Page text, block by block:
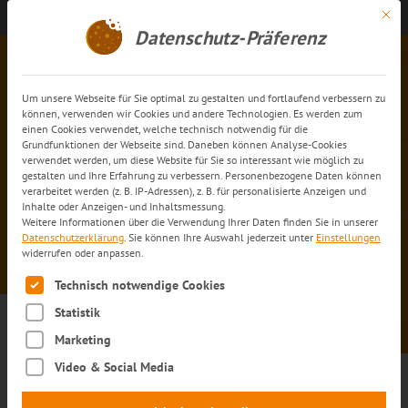
Kontakt aufnehmen
trans-o-flex ThermoMed
Austria: schneller zustellen
und noch mehr Transparenz
trans-o-flex ThermoMed
Austria: schneller zustellen
Mit
Datenschutz-Präferenz
Um unsere Webseite für Sie optimal zu gestalten und fortlaufend verbessern zu
können, verwenden wir Cookies und andere Technologien. Es werden zum
einen Cookies verwendet, welche technisch notwendig für die
Grundfunktionen der Webseite sind. Daneben können Analyse-Cookies
verwendet werden, um diese Website für Sie so interessant wie möglich zu
gestalten und Ihre Erfahrung zu verbessern. Personenbezogene Daten können
verarbeitet werden (z. B. IP-Adressen), z. B. für personalisierte Anzeigen und
Inhalte oder Anzeigen- und Inhaltsmessung.
Weitere Informationen über die Verwendung Ihrer Daten finden Sie in unserer
Datenschutzerklärung. Sie können Ihre Auswahl jederzeit unter Einstellungen
widerrufen oder anpassen.
Es folgt eine Liste der Service-Gruppen, für die eine
Technisch notwendige Cookies
Statistik
Marketing
Video & Social Media